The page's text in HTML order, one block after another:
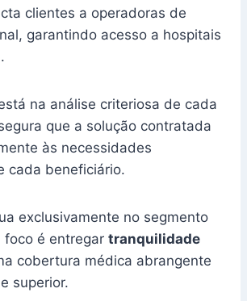
clientes a operadoras de
garantindo acesso a hospitais
na análise criteriosa de cada
que a solução contratada
às necessidades
cada beneficiário.
exclusivamente no segmento
foco é entregar tranquilidade
cobertura médica abrangente
superior.